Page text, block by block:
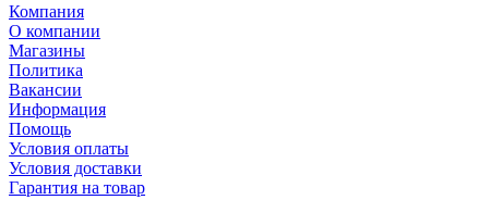
Компания
О компании
Магазины
Политика
Вакансии
Информация
Помощь
Условия оплаты
Условия доставки
Гарантия на товар